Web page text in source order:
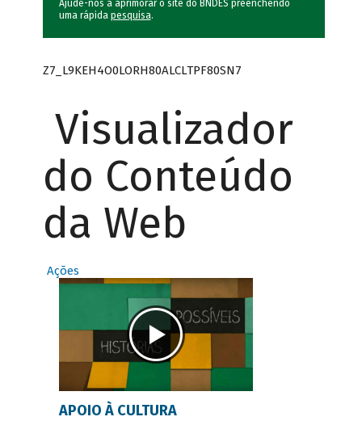
Ajude-nos a aprimorar o site do BNDES preenchendo
uma rápida pesquisa.
Z7_L9KEH4O0LORH80ALCLTPF80SN7
Visualizador
do Conteúdo
da Web
Ações
APOIO À CULTURA